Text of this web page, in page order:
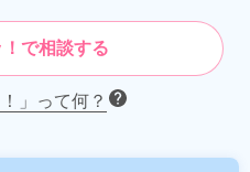
で相談する
」って何？